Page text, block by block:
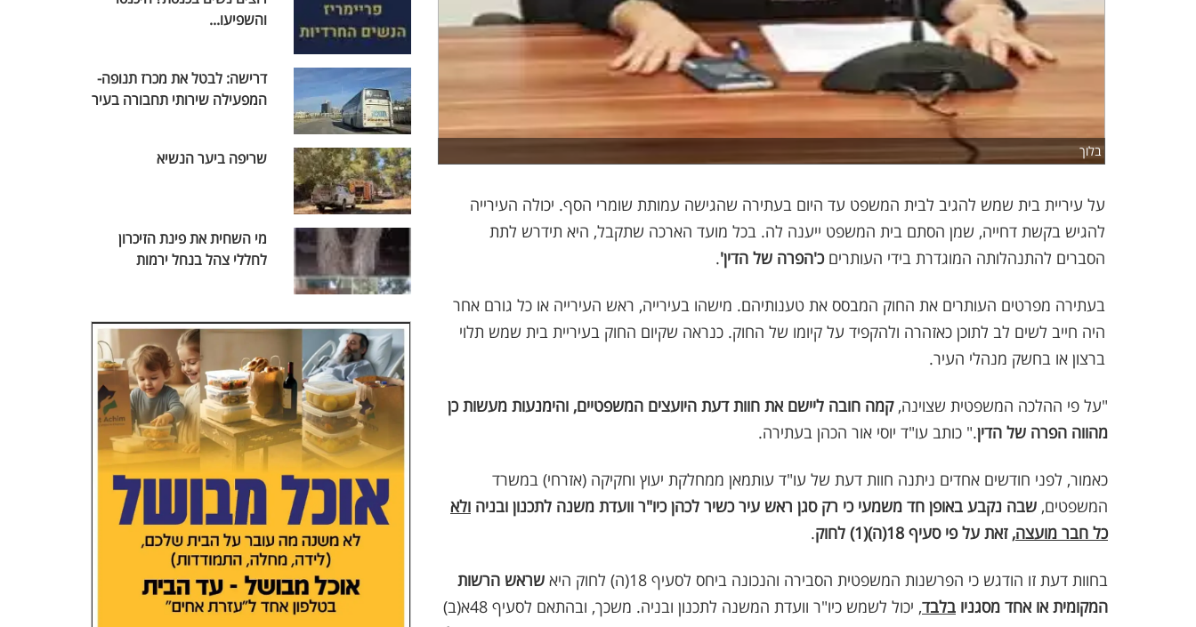
בלוך
על עיריית בית שמש להגיב לבית המשפט עד היום בעתירה שהגישה עמותת שומרי הסף. יכולה העירייה
להגיש בקשת דחייה, שמן הסתם בית המשפט ייענה לה. בכל מועד הארכה שתקבל, היא תידרש לתת
הסברים להתנהלותה המוגדרת בידי העותריםכ'הפרה של הדין'.
בעתירה מפרטים העותרים את החוק המבסס את טענותיהם. מישהו בעירייה, ראש העירייה או כל גורם אחר
היה חייב לשים לב לתוכן כאזהרה ולהקפיד על קיומו של החוק. כנראה שקיום החוק בעיריית בית שמש תלוי
ברצון או בחשק מנהלי העיר.
"על פי ההלכה המשפטית שצוינה,קמה חובה ליישם את חוות דעת היועצים המשפטיים, והימנעות מעשות כן
מהווה הפרה של הדין." כותב עו"ד יוסי אור הכהן בעתירה.
כאמור, לפני חודשים אחדים ניתנה חוות דעת של עו"ד עותמאן ממחלקת יעוץ וחקיקה (אזרחי) במשרד
המשפטים, שבה נקבע באופן חד משמעי כי רק סגן ראש עיר כשיר לכהן כיו"ר וועדת משנה לתכנון ובניה ולא
כל חבר מועצה, זאת על פי סעיף 18(ה)(1) לחוק .
בחוות דעת זו הודגש כי הפרשנות המשפטית הסבירה והנכונה ביחס לסעיף 18(ה) לחוק היא
שראש הרשות
המקומית או אחד מסגניו בלבד
, יכול לשמש כיו"ר וועדת המשנה לתכנון ובניה. משכך, ובהתאם לסעיף 48א(ב)
והשפיעו...
דרישה: לבטל את מכרז תנופה-
המפעילה שירותי תחבורה בעיר
שריפה ביער הנשיא
מי השחית את פינת הזיכרון
לחללי צהל בנחל ירמות